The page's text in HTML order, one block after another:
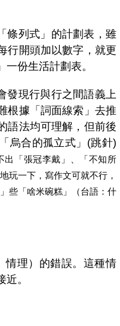
條列式」的計劃表，雖
行開頭加以數字，就更
份生活計劃表。
發現行與行之間語義上
根據「詞面線索」去推
語法均可理解，但前後
烏合的孤立式」(跳針)
出「張冠李戴」、「不知所
玩一下，寫作文可就不行，
些「啥米碗糕」（台語：什
情理）的錯誤。這種情
。